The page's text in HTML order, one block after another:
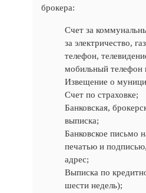
брокера:
Счет за
за электричество,
телефон,
мобильный телефон
Извещение о
Счет по страховке;
Банковская,
выписка;
Банковское письмо
печатью и
адрес;
Выписка по
шести недель);